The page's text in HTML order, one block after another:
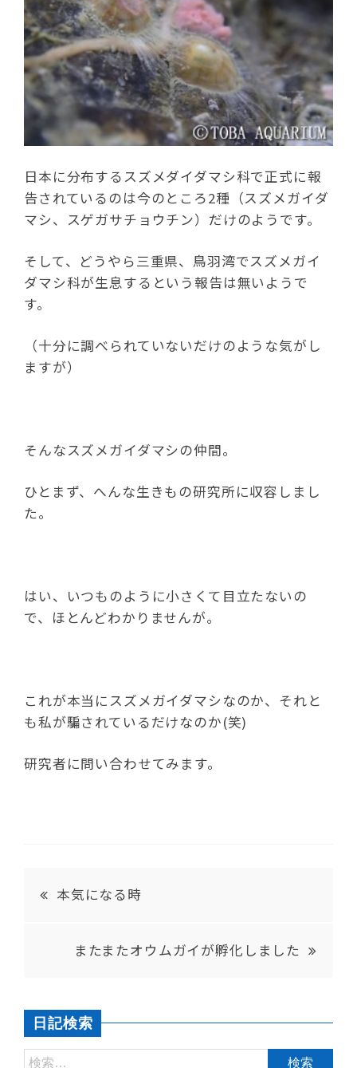
日本に分布するスズメダイダマシ科で正式に報
告されているのは今のところ2種（スズメガイダ
マシ、スゲガサチョウチン）だけのようです。
そして、どうやら三重県、鳥羽湾でスズメガイ
ダマシ科が生息するという報告は無いようで
す。
（十分に調べられていないだけのような気がし
ますが）
そんなスズメガイダマシの仲間。
ひとまず、へんな生きもの研究所に収容しまし
た。
はい、いつものように小さくて目立たないの
で、ほとんどわかりませんが。
これが本当にスズメガイダマシなのか、それと
も私が騙されているだけなのか(笑)
研究者に問い合わせてみます。
本気になる時
またまたオウムガイが孵化しました
日記検索